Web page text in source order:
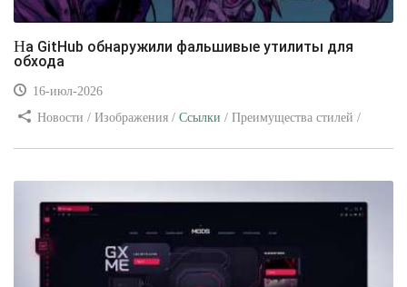
На GitHub обнаружили фальшивые утилиты для
обхода
16-июл-2026
Новости / Изображения / Ссылки / Преимущества стилей /